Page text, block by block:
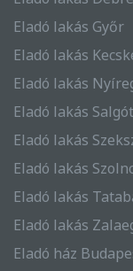
Eladó lakás Győr
Eladó lakás
Eladó lakás
Eladó lakás
Eladó lakás
Eladó lakás
Eladó lakás
Eladó lakás
Eladó ház